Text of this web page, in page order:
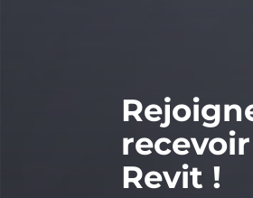
recevoir
Revit !